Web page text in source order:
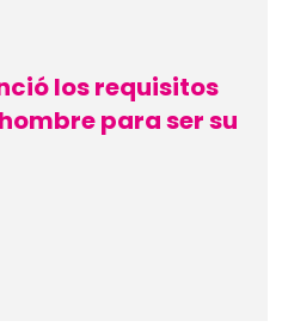
los requisitos
para ser su